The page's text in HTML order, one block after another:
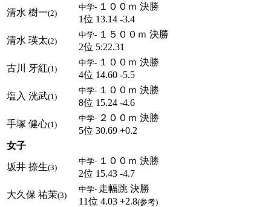
清水 樹一(2)
中学- １００ｍ 決勝
1位 13.14 -3.4
清水 瑛太(2)
中学- １５００ｍ 決勝
2位 5:22.31
古川 牙紅(1)
中学- １００ｍ 決勝
4位 14.60 -5.5
塩入 洸武(1)
中学- １００ｍ 決勝
8位 15.24 -4.6
手塚 健心(1)
中学- ２００ｍ 決勝
5位 30.69 +0.2
女子
坂井 捺生(3)
中学- １００ｍ 決勝
2位 15.43 -4.7
大久保 祐茉(3)
中学- 走幅跳 決勝
11位 4.03 +2.8(参考)